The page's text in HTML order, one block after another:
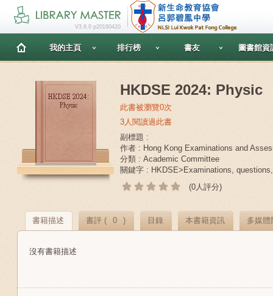
V3.6.0 p20160420
我的主頁 排行榜 書友 圖書館資
HKDSE 2024: Physic
此書被瀏覽0次
3人閱讀過此書
副標題 :
作者 : Hong Kong Examinations and
分類 : Academic Committee
關鍵字 : HKDSE>Examinations,
(0人評分)
書籍描述 書評 ( 0 ) 目錄 本書籍資訊 多媒體
沒有書籍描述